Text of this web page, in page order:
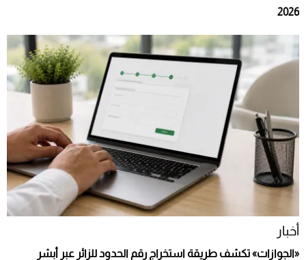
2026
أخبار
«الجوازات» تكشف طريقة استخراج رقم الحدود للزائر عبر أبشر